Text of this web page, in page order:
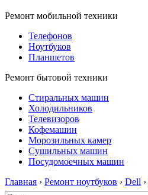
Ремонт мобильной техники
Телефонов
Ноутбуков
Планшетов
Ремонт бытовой техники
Стиральных машин
Холодильников
Телевизоров
Кофемашин
Морозильных камер
Сушильных машин
Посудомоечных машин
Главная › Ремонт ноутбуков › Dell ›